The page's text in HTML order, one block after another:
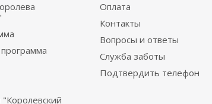
Оплата
Контакты
Вопросы и ответы
Служба заботы
Подтвердить телефон